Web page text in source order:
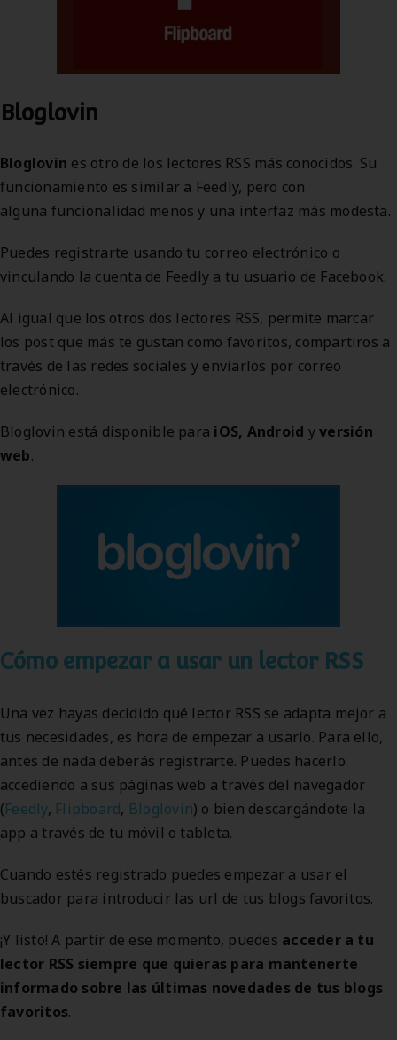
Bloglovin
Bloglovin es otro de los lectores RSS más conocidos. Su
funcionamiento es similar a Feedly, pero con
alguna funcionalidad menos y una interfaz más modesta.
Puedes registrarte usando tu correo electrónico o
vinculando la cuenta de Feedly a tu usuario de Facebook.
Al igual que los otros dos lectores RSS, permite marcar
los post que más te gustan como favoritos, compartiros a
través de las redes sociales y enviarlos por correo
electrónico.
Bloglovin está disponible para iOS, Android yversión
web.
Cómo empezar a usar un lector RSS
Una vez hayas decidido qué lector RSS se adapta mejor a
tus necesidades, es hora de empezar a usarlo. Para ello,
antes de nada deberás registrarte. Puedes hacerlo
accediendo a sus páginas web a través del navegador
(Feedly, Flipboard, Bloglovin) o bien descargándote la
app a través de tu móvil o tableta.
Cuando estés registrado puedes empezar a usar el
buscador para introducir las url de tus blogs favoritos.
¡Y listo! A partir de ese momento, puedes acceder a tu
lector RSS siempre que quieras para mantenerte
informado sobre las últimas novedades de tus blogs
favoritos.